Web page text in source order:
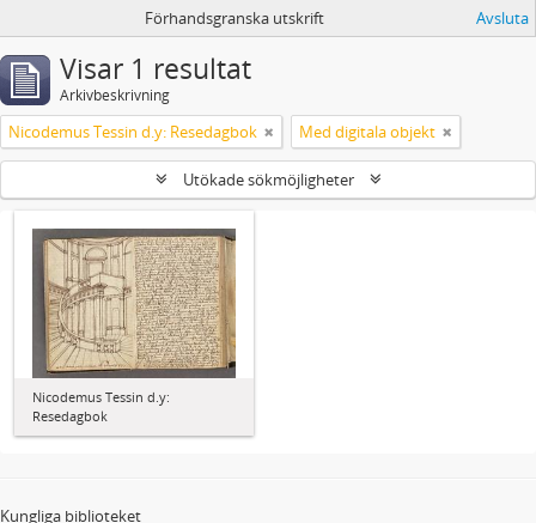
Förhandsgranska utskrift Avsluta
Visar 1 resultat
Arkivbeskrivning
Nicodemus Tessin d.y: Resedagbok Med digitala objekt
Utökade sökmöjligheter
Nicodemus Tessin d.y:
Resedagbok
Kungliga biblioteket